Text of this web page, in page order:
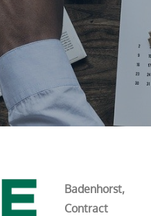
Badenhorst,
Contract